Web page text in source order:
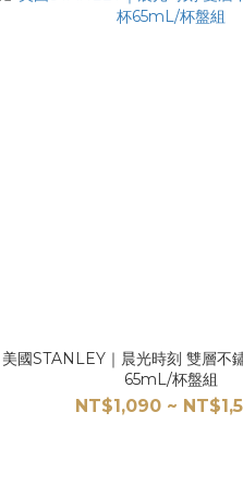
美國STANLEY｜晨光時刻 雙層不
65mL/杯盤組
NT$1,090 ~